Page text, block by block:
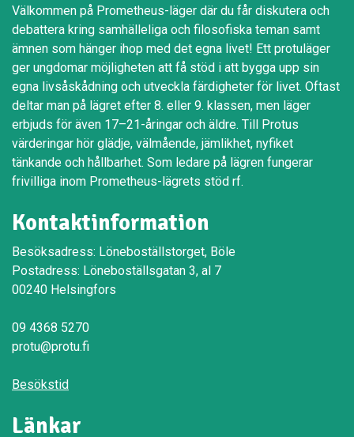
Välkommen på Prometheus-läger där du får diskutera och
debattera kring samhälleliga och filosofiska teman samt
ämnen som hänger ihop med det egna livet! Ett protuläger
ger ungdomar möjligheten att få stöd i att bygga upp sin
egna livsåskådning och utveckla färdigheter för livet. Oftast
deltar man på lägret efter 8. eller 9. klassen, men läger
erbjuds för även 17–21-åringar och äldre. Till Protus
värderingar hör glädje, välmående, jämlikhet, nyfiket
tänkande och hållbarhet. Som ledare på lägren fungerar
frivilliga inom Prometheus-lägrets stöd rf.
Kontaktinformation
Besöksadress: Löneboställstorget, Böle
Postadress: Löneboställsgatan 3, al 7
00240 Helsingfors
09 4368 5270
protu@protu.fi
Besökstid
Länkar